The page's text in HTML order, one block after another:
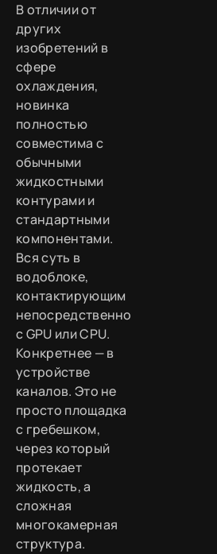
В отличии от
других
изобретений в
сфере
охлаждения,
новинка
полностью
совместима с
обычными
жидкостными
контурами и
стандартными
компонентами.
Вся суть в
водоблоке,
контактирующим
непосредственно
с GPU или CPU.
Конкретнее — в
устройстве
каналов. Это не
просто площадка
с гребешком,
через который
протекает
жидкость, а
сложная
многокамерная
структура.